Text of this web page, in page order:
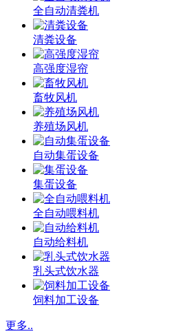
全自动清粪机
清粪设备
高强度湿帘
畜牧风机
养殖场风机
自动集蛋设备
集蛋设备
全自动喂料机
自动给料机
乳头式饮水器
饲料加工设备
更多..